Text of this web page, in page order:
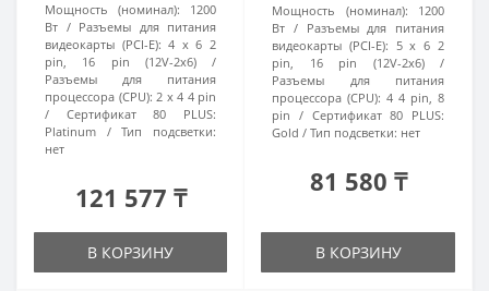
Мощность (номинал):
1200
Вт
Разъемы для питания
видеокарты (PCI-E): 4 x 6 2
pin, 16 pin (12V-2x6)
Разъемы для питания
процессора (CPU): 2 x 4 4 pin
Сертификат 80 PLUS:
Platinum
Тип подсветки:
нет
121 577 ₸
В КОРЗИНУ
Мощность (номинал):
1200
Вт
Разъемы для питания
видеокарты (PCI-E): 5 x 6 2
pin, 16 pin (12V-2x6)
Разъемы для питания
процессора (CPU): 4 4 pin, 8
pin
Сертификат 80 PLUS:
Gold
Тип подсветки: нет
81 580 ₸
В КОРЗИНУ